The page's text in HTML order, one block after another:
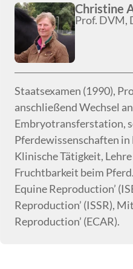
Christine
Prof. DVM,
Staatsexamen (1990),
anschließend Wechsel
Embryotransferstation,
Pferdewissenschaften in
Klinische Tätigkeit,
Fruchtbarkeit beim
Equine Reproduction’
Reproduction’ (ISSR),
Reproduction’ (ECAR).